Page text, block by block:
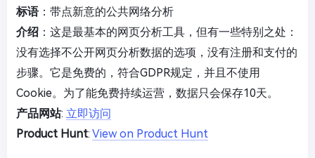
标语：带点新意的公共网络分析
介绍 ：这是最基本的网页分析工具，但有一些特别之处：
没有选择不公开网页分析数据的选项，没有注册和支付的
步骤。它是免费的，符合GDPR规定，并且不使用
Cookie。为了能免费持续运营，数据只会保存10天。
产品网站: 立即访问
Product Hunt: View on Product Hunt